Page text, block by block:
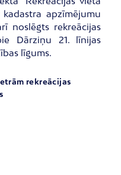
apzīmējumu
noslēgts rekreācijas
Dārziņu 21. līnijas
līgums.
rekreācijas